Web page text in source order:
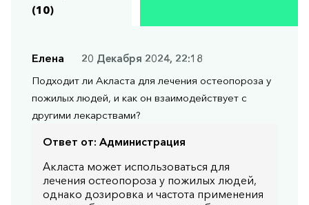
(10)
Елена
20 Декабря 2024, 22:18
Подходит ли Акласта для лечения остеопороза у
пожилых людей, и как он взаимодействует с
другими лекарствами?
Ответ от: Администрация
Акласта может использоваться для
лечения остеопороза у пожилых людей,
однако дозировка и частота применения